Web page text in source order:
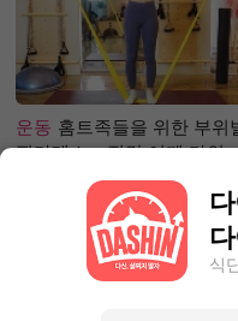
운동 홈트족들을 위한 부위
필라테스 – 직각 어깨 라인
식